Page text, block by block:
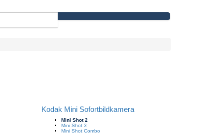
Kodak Mini Sofortbildkamera
Mini Shot 2
Mini Shot 3
Mini Shot Combo